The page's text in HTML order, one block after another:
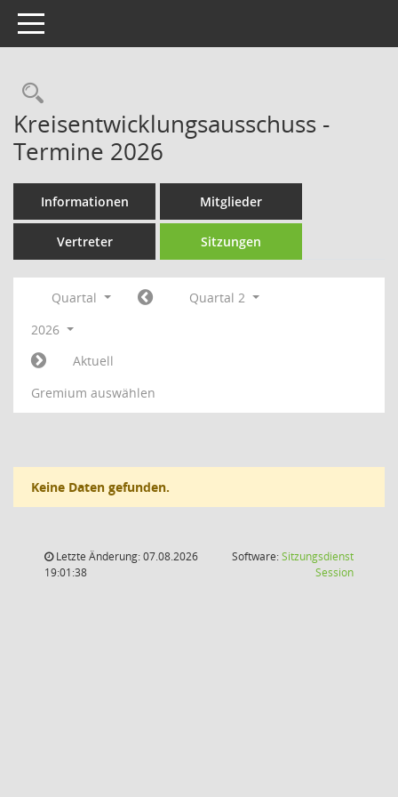
Toggle navigation
Rechercheauswahl
Kreisentwicklungsausschuss -
Termine 2026
Informationen Mitglieder
Vertreter Sitzungen
Quartal
Quartal 2
2026
Aktuell
Gremium auswählen
Keine Daten gefunden.
Letzte Änderung: 07.08.2026
19:01:38
Software:Sitzungsdienst
Session(Wird in